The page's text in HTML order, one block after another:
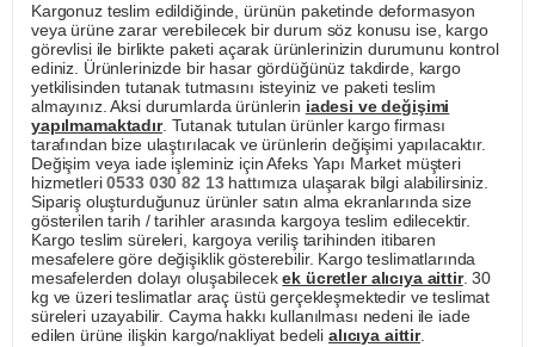
Kargonuz teslim edildiğinde, ürünün paketinde deformasyon
veya ürüne zarar verebilecek bir durum söz konusu ise, kargo
görevlisi ile birlikte paketi açarak ürünlerinizin durumunu kontrol
ediniz. Ürünlerinizde bir hasar gördüğünüz takdirde, kargo
yetkilisinden tutanak tutmasını isteyiniz ve paketi teslim
almayınız. Aksi durumlarda ürünlerin iadesi ve değişimi
yapılmamaktadır. Tutanak tutulan ürünler kargo firması
tarafından bize ulaştırılacak ve ürünlerin değişimi yapılacaktır.
Değişim veya iade işleminiz için Afeks Yapı Market müşteri
hizmetleri0533 030 82 13hattımıza ulaşarak bilgi alabilirsiniz.
Sipariş oluşturduğunuz ürünler satın alma ekranlarında size
gösterilen tarih / tarihler arasında kargoya teslim edilecektir.
Kargo teslim süreleri, kargoya veriliş tarihinden itibaren
mesafelere göre değişiklik gösterebilir. Kargo teslimatlarında
mesafelerden dolayı oluşabilecekek ücretler alıcıya aittir. 30
kg ve üzeri teslimatlar araç üstü gerçekleşmektedir ve teslimat
süreleri uzayabilir. Cayma hakkı kullanılması nedeni ile iade
edilen ürüne ilişkin kargo/nakliyat bedeli alıcıya aittir.